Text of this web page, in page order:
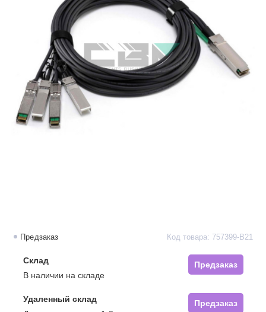
Предзаказ Код товара: 757399-B21
Склад
Предзаказ
В наличии на складе
Удаленный склад
Предзаказ